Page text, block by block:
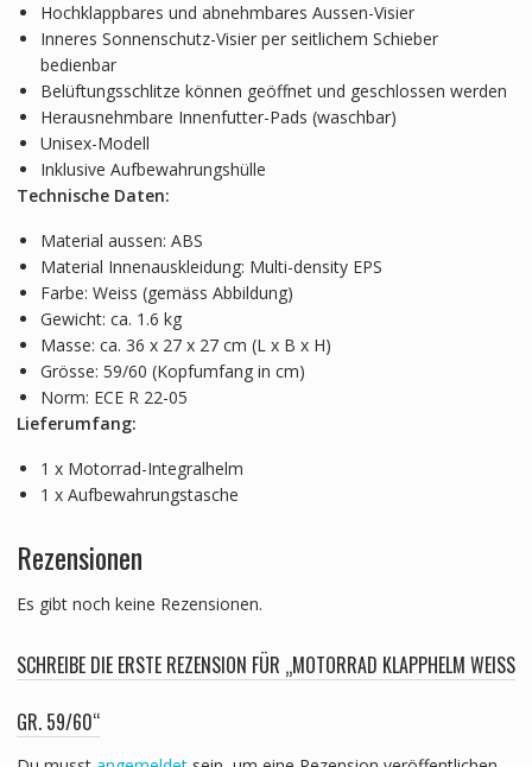
Hochklappbares und abnehmbares Aussen-Visier
Inneres Sonnenschutz-Visier per seitlichem Schieber
bedienbar
Belüftungsschlitze können geöffnet und geschlossen werden
Herausnehmbare Innenfutter-Pads (waschbar)
Unisex-Modell
Inklusive Aufbewahrungshülle
Technische Daten:
Material aussen: ABS
Material Innenauskleidung: Multi-density EPS
Farbe: Weiss (gemäss Abbildung)
Gewicht: ca. 1.6 kg
Masse: ca. 36 x 27 x 27 cm (L x B x H)
Grösse: 59/60 (Kopfumfang in cm)
Norm: ECE R 22-05
Lieferumfang:
1 x Motorrad-Integralhelm
1 x Aufbewahrungstasche
Rezensionen
Es gibt noch keine Rezensionen.
SCHREIBE DIE ERSTE REZENSION FÜR „MOTORRAD KLAPPHELM WEISS
GR. 59/60“